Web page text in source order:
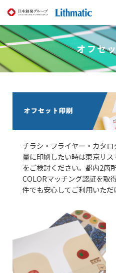
オフセ
チラシ・フライヤー・カタ
量に印刷したい時は東京リ
をご検討ください。都内2箇
COLORマッチング認証を取
件でも安心してご利用いただ